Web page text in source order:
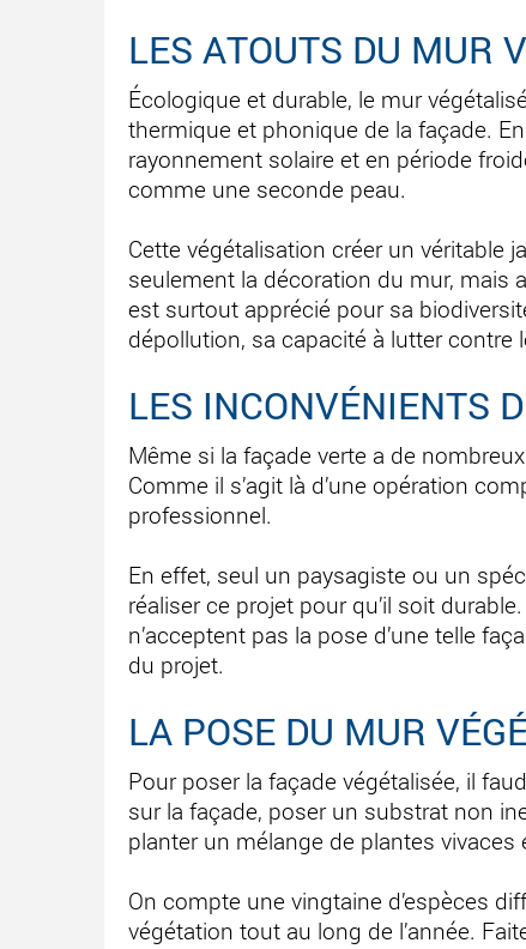
LES ATOUTS DU MUR
Écologique et durable, le mur
thermique et phonique de la façade.
rayonnement solaire et en période
comme une seconde peau.
Cette végétalisation créer un véritable
seulement la décoration du mur, mais
est surtout apprécié pour sa
dépollution, sa capacité à lutter contre
LES INCONVÉNIENTS
Même si la façade verte a de
Comme il s’agit là d’une opération
professionnel.
En effet, seul un paysagiste ou un
réaliser ce projet pour qu’il soit
n’acceptent pas la pose d’une telle
du projet.
LA POSE DU MUR
Pour poser la façade végétalisée, il
sur la façade, poser un substrat non
planter un mélange de plantes
On compte une vingtaine d’espèces
végétation tout au long de l’année.